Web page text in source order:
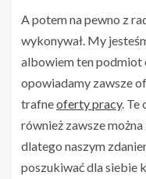
A potem na pewno z
wykonywał. My
albowiem ten podmiot
opowiadamy zawsze
trafneoferty pracy. Te
również zawsze
dlatego naszym
poszukiwać dla siebie